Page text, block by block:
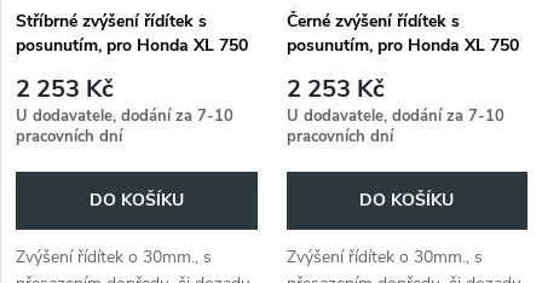
p
r
o
d
p
r
o
d
Stříbrné zvýšení řídítek s
posunutím, pro Honda XL 750
21mm zurück - Silber
2 253 Kč
U dodavatele, dodání za 7-10
pracovních dní
DO KOŠÍKU
Zvýšení řídítek o 30mm., s
Černé zvýšení řídítek s
posunutím, pro Honda XL 750
21mm zurück - Schwarz
2 253 Kč
U dodavatele, dodání za 7-10
pracovních dní
DO KOŠÍKU
Zvýšení řídítek o 30mm., s